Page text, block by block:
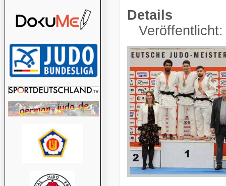
Details